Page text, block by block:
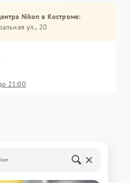
Nikon в Костроме:
ул., 20
21:00